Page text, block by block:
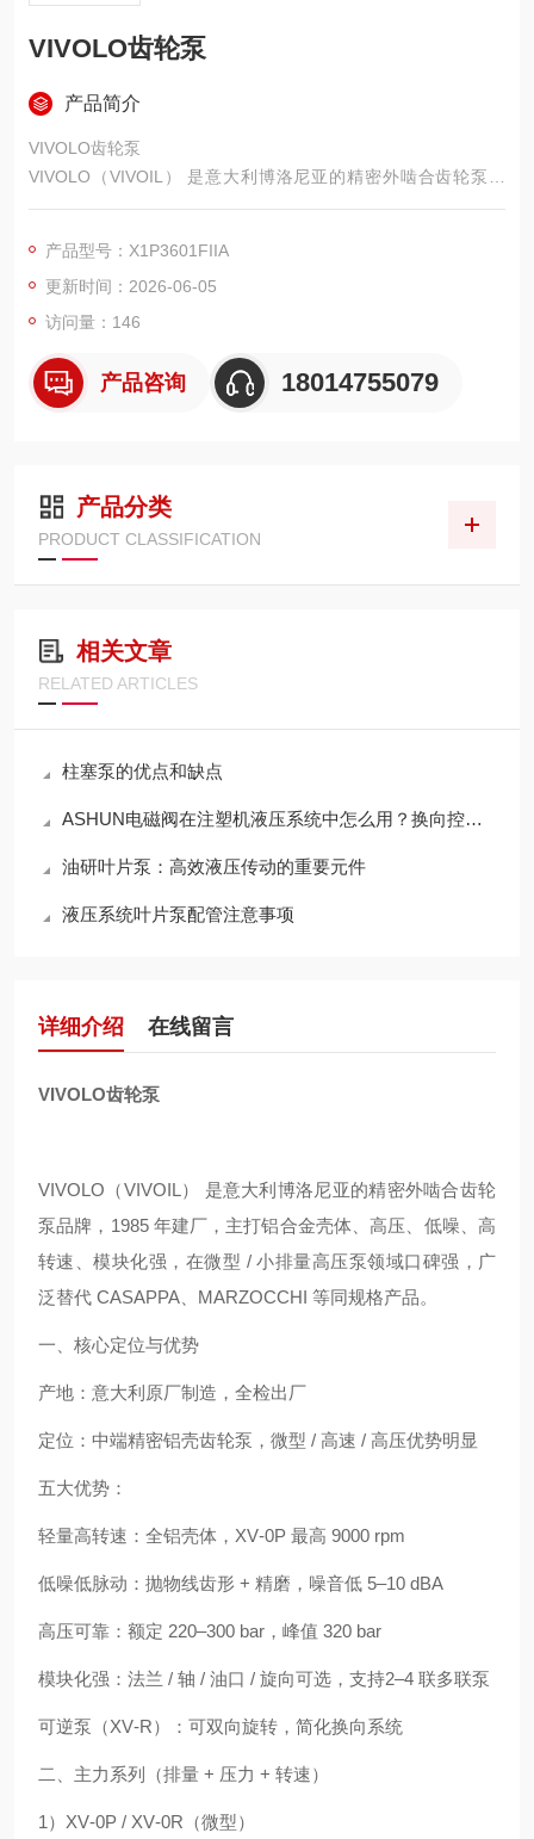
VIVOLO齿轮泵
产品简介
VIVOLO齿轮泵
VIVOLO（VIVOIL） 是意大利博洛尼亚的精密外啮合齿轮泵品
牌，1985 年建厂，主打铝合金壳体、高压、低噪、高转速、模块
A、MARZOCCHI 等同规格产品。
产品型号：X1P3601FIIA
更新时间：2026-06-05
访问量：146
产品咨询 18014755079
产品分类
PRODUCT CLASSIFICATION
相关文章
RELATED ARTICLES
柱塞泵的优点和缺点
ASHUN电磁阀在注塑机液压系统中怎么用？换向控制与稳定运行方案梳理
油研叶片泵：高效液压传动的重要元件
液压系统叶片泵配管注意事项
详细介绍 在线留言
VIVOLO齿轮泵
VIVOLO（VIVOIL） 是意大利博洛尼亚的精密外啮合齿轮
泵品牌，1985 年建厂，主打铝合金壳体、高压、低噪、高
转速、模块化强，在微型 / 小排量高压泵领域口碑强，广
泛替代 CASAPPA、MARZOCCHI 等同规格产品。
一、核心定位与优势
产地：意大利原厂制造，全检出厂
定位：中端精密铝壳齿轮泵，微型 / 高速 / 高压优势明显
五大优势：
轻量高转速：全铝壳体，XV‑0P 最高 9000 rpm
低噪低脉动：抛物线齿形 + 精磨，噪音低 5–10 dBA
高压可靠：额定 220–300 bar，峰值 320 bar
模块化强：法兰 / 轴 / 油口 / 旋向可选，支持2–4 联多联泵
可逆泵（XV‑R）：可双向旋转，简化换向系统
二、主力系列（排量 + 压力 + 转速）
1）XV‑0P / XV‑0R（微型）